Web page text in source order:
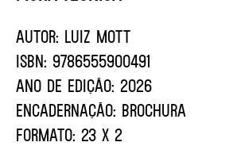
AUTOR: LUIZ MOTT
ISBN: 9786555900491
ANO DE EDIÇÃO: 2026
ENCADERNAÇÃO: BROCHURA
FORMATO: 23 X 2